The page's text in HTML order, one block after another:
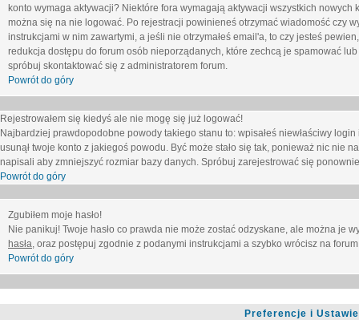
konto wymaga aktywacji? Niektóre fora wymagają aktywacji wszystkich
można się na nie logować. Po rejestracji powinieneś otrzymać wiadomość czy
instrukcjami w nim zawartymi, a jeśli nie otrzymałeś email'a, to czy jesteś
redukcja dostępu do forum osób nieporządanych, które zechcą je spamować
spróbuj skontaktować się z administratorem forum.
Powrót do góry
Rejestrowałem się kiedyś ale nie mogę się już logować!
Najbardziej prawdopodobne powody takiego stanu to: wpisałeś niewłaściwy
usunął twoje konto z jakiegoś powodu. Być może stało się tak, ponieważ nic nie
napisali aby zmniejszyć rozmiar bazy danych. Spróbuj zarejestrować się
Powrót do góry
Zgubiłem moje hasło!
Nie panikuj! Twoje hasło co prawda nie może zostać odzyskane, ale można je
hasła, oraz postępuj zgodnie z podanymi instrukcjami a szybko wrócisz na forum
Powrót do góry
Preferencje i